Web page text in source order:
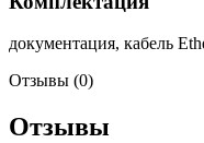
документация, кабель
Отзывы (0)
Отзывы